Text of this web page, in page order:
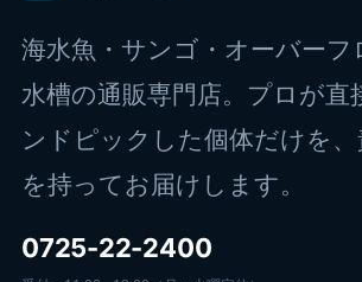
海水魚・サンゴ・オーバーフ
水槽の通販専門店。プロが直
ンドピックした個体だけを
を持ってお届けします。
0725-22-2400